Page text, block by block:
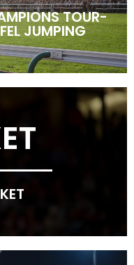
TOUR-
JUMPING